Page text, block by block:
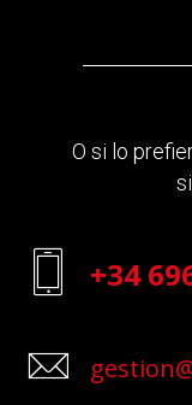
O si lo
+34